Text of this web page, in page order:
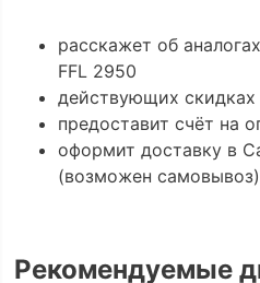
расскажет об
FFL 2950
действующих скидках
предоставит счёт на
оформит доставку в
(возможен самовывоз)
Рекомендуемые